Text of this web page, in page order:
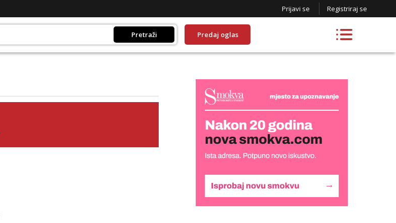
Prijavi se Registriraj se
Pretraži Predaj oglas
Lucija